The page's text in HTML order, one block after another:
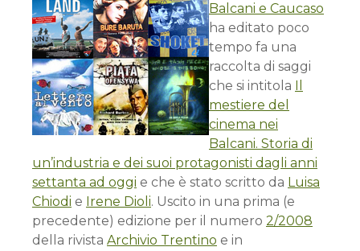
Balcani e Caucaso
ha editato poco
tempo fa una
raccolta di saggi
che si intitola Il
mestiere del
cinema nei
Balcani. Storia di
un’industria e dei suoi protagonisti dagli anni
settanta ad oggi e che è stato scritto da Luisa
Chiodi e Irene Dioli. Uscito in una prima (e
precedente) edizione per il numero 2/2008
della rivista Archivio Trentino e in